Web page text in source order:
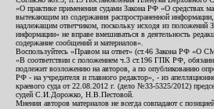
«О практике применения судами Закона РФ «О средствах
вытекающим из содержания распространенной информации,
надлежащим ответчиком, поскольку исходя из положений
информации» не вправе вмешиваться в деятельность
содержание сообщений и материалов».
Воспользуйтесь «Правом на ответ» (ст.46 Закона РФ «О
«В соответствии с положением ч.3 ст.196 ГПК РФ,
подлежит возложению на авторов, а по опубликованию
РФ - на учредителя и главного редактор», - из
краевого суда от 22.08.2012 г. (дело №33-5325/2012)
судей С.И.Дорожко, Н.В.Пестовой.
Мнения авторов материалов не всегда совпадают с